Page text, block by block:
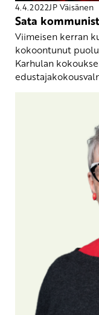
4.4.2022JP Väisänen
Sata
Viimeisen kerran
kokoontunut
Karhulan